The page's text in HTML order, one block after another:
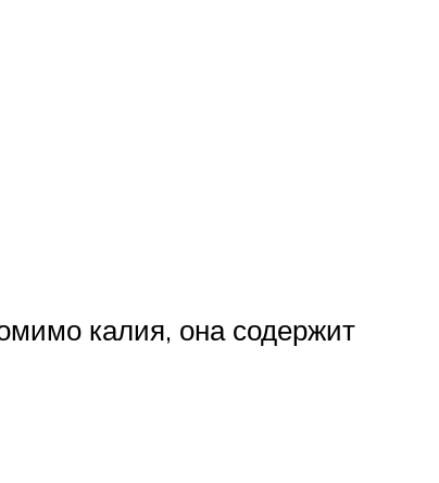
калия, она содержит